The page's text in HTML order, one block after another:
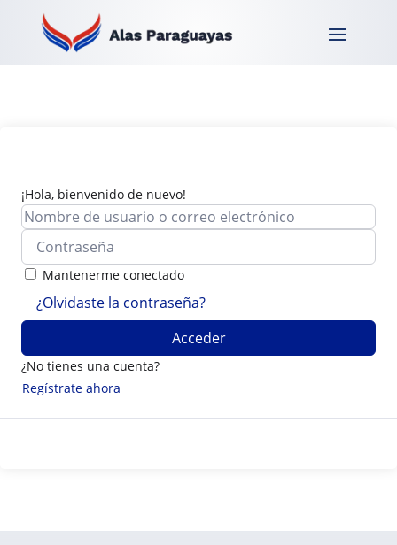
¡Hola, bienvenido de nuevo!
Mantenerme conectado
¿Olvidaste la contraseña?
Acceder
¿No tienes una cuenta?
Regístrate ahora